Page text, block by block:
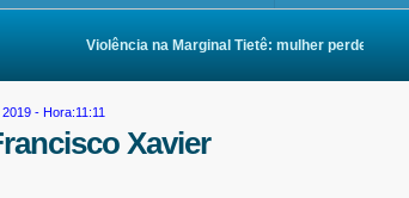
Violência na Marginal Tietê: mulher perde as
- Hora:11:11
Xavier